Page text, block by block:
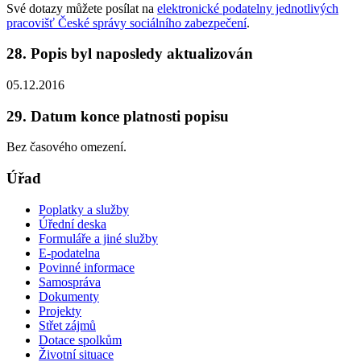
Své dotazy můžete posílat na elektronické podatelny jednotlivých
pracovišť České správy sociálního zabezpečení.
28. Popis byl naposledy aktualizován
05.12.2016
29. Datum konce platnosti popisu
Bez časového omezení.
Úřad
Poplatky a služby
Úřední deska
Formuláře a jiné služby
E-podatelna
Povinné informace
Samospráva
Dokumenty
Projekty
Střet zájmů
Dotace spolkům
Životní situace